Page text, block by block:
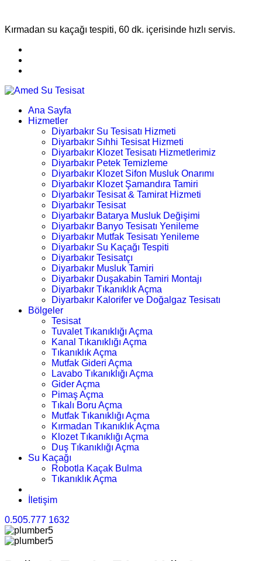
Kırmadan su kaçağı tespiti, 60 dk. içerisinde hızlı servis.
Ana Sayfa
Hizmetler
Diyarbakır Su Tesisatı Hizmeti
Diyarbakır Sıhhi Tesisat Hizmeti
Diyarbakır Klozet Tesisatı Hizmetlerimiz
Diyarbakır Petek Temizleme
Diyarbakır Klozet Sifon Musluk Onarımı
Diyarbakır Klozet Şamandıra Tamiri
Diyarbakır Tesisat & Tamirat Hizmeti
Diyarbakır Tesisat
Diyarbakır Batarya Musluk Değişimi
Diyarbakır Banyo Tesisatı Yenileme
Diyarbakır Mutfak Tesisatı Yenileme
Diyarbakır Su Kaçağı Tespiti
Diyarbakır Tesisatçı
Diyarbakır Musluk Tamiri
Diyarbakır Duşakabin Tamiri Montajı
Diyarbakır Tıkanıklık Açma
Diyarbakır Kalorifer ve Doğalgaz Tesisatı
Bölgeler
Tesisat
Tuvalet Tıkanıklığı Açma
Kanal Tıkanıklığı Açma
Tıkanıklık Açma
Mutfak Gideri Açma
Lavabo Tıkanıklığı Açma
Gider Açma
Pimaş Açma
Tıkalı Boru Açma
Mutfak Tıkanıklığı Açma
Kırmadan Tıkanıklık Açma
Klozet Tıkanıklığı Açma
Duş Tıkanıklığı Açma
Su Kaçağı
Robotla Kaçak Bulma
Tıkanıklık Açma
İletişim
0.505.777 1632